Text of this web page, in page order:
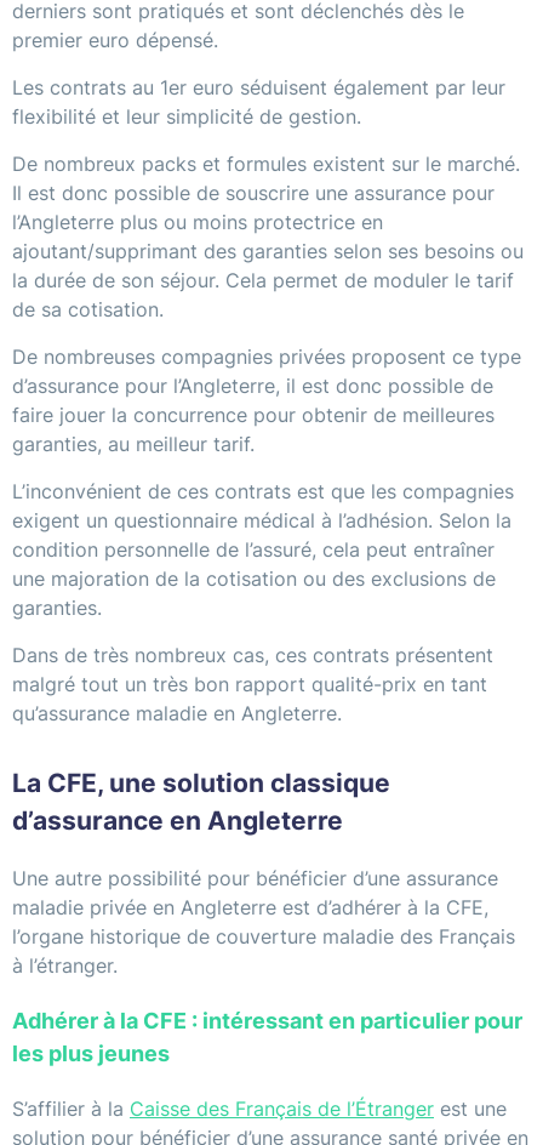
derniers sont pratiqués et sont déclenchés dès le
premier euro dépensé.
Les contrats au 1er euro séduisent également par leur
flexibilité et leur simplicité de gestion.
De nombreux packs et formules existent sur le marché.
Il est donc possible de souscrire une assurance pour
l’Angleterre plus ou moins protectrice en
ajoutant/supprimant des garanties selon ses besoins ou
la durée de son séjour. Cela permet de moduler le tarif
de sa cotisation.
De nombreuses compagnies privées proposent ce type
d’assurance pour l’Angleterre, il est donc possible de
faire jouer la concurrence pour obtenir de meilleures
garanties, au meilleur tarif.
L’inconvénient de ces contrats est que les compagnies
exigent un questionnaire médical à l’adhésion. Selon la
condition personnelle de l’assuré, cela peut entraîner
une majoration de la cotisation ou des exclusions de
garanties.
Dans de très nombreux cas, ces contrats présentent
malgré tout un très bon rapport qualité-prix en tant
qu’assurance maladie en Angleterre.
La CFE, une solution classique
d’assurance en Angleterre
Une autre possibilité pour bénéficier d’une assurance
maladie privée en Angleterre est d’adhérer à la CFE,
l’organe historique de couverture maladie des Français
à l’étranger.
Adhérer à la CFE : intéressant en particulier pour
les plus jeunes
S’affilier à la Caisse des Français de l’Étranger est une
solution pour bénéficier d’une assurance santé privée en